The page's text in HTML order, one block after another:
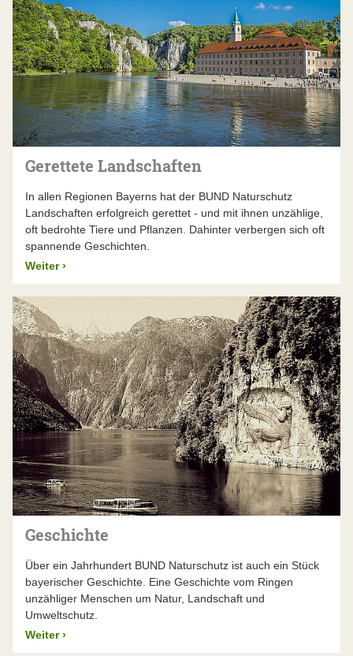
Gerettete Landschaften
In allen Regionen Bayerns hat der BUND Naturschutz
Landschaften erfolgreich gerettet - und mit ihnen unzählige,
oft bedrohte Tiere und Pflanzen. Dahinter verbergen sich oft
spannende Geschichten.
Weiter ›
Geschichte
Über ein Jahrhundert BUND Naturschutz ist auch ein Stück
bayerischer Geschichte. Eine Geschichte vom Ringen
unzähliger Menschen um Natur, Landschaft und
Umweltschutz.
Weiter ›